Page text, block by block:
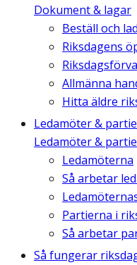
Dokument & lagar
Beställ och
Riksdagens
Allmänna
Hitta äldre
Ledamöter &
Ledamöter &
Ledamöterna
Så arbetar
Partierna i
Så arbetar
Så fungerar